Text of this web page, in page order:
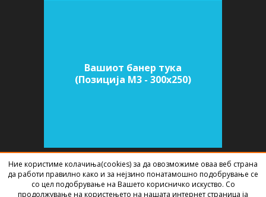
Вашиот банер тука
(Позиција M3 - 300х250)
СОФТВЕР ЗА АГЕНЦИИ ЗА НЕДВИЖНИНИ ИЗРАБОТЕН ОД
BEST NET
STUDIO2026
Ние користиме колачиња(cookies) за да овозможиме оваа веб страна
да работи правилно како и за нејзино понатамошно подобрување се
со цел подобрување на Вашето корисничко искуство. Со
продолжување на користењето на нашата интернет страница ја